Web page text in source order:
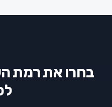
בחרו את רמת